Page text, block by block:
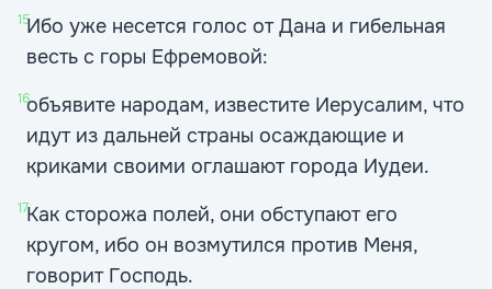
15Ибо уже несется голос от Дана и гибельная
весть с горы Ефремовой:
16объявите народам, известите Иерусалим, что
идут из дальней страны осаждающие и
криками своими оглашают города Иудеи.
17Как сторожа полей, они обступают его
кругом, ибо он возмутился против Меня,
говорит Господь.